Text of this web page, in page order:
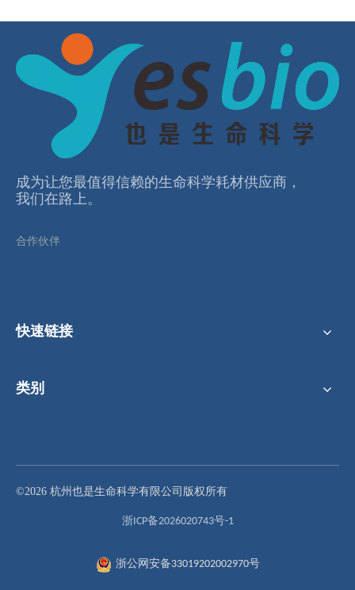
成为让您最值得信赖的⽣命科学耗材供应商，
我们在路上。
合作伙伴
快速链接
类别
©2026 杭州也是生命科学有限公司版权所有
浙ICP备2026020743号-1
浙公网安备33019202002970号